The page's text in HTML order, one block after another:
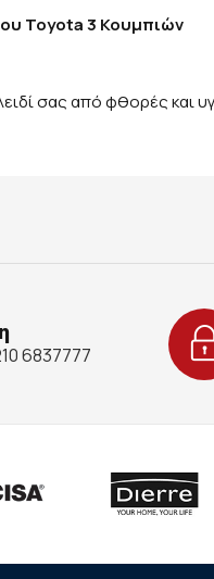
Toyota 3 Κουμπιών
σας από φθορές και
6837777